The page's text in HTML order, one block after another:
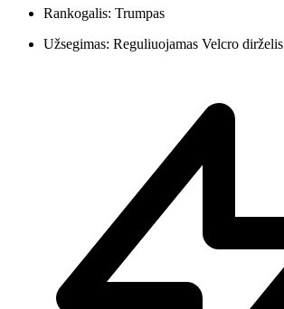
Rankogalis: Trumpas
Užsegimas: Reguliuojamas Velcro dirželis